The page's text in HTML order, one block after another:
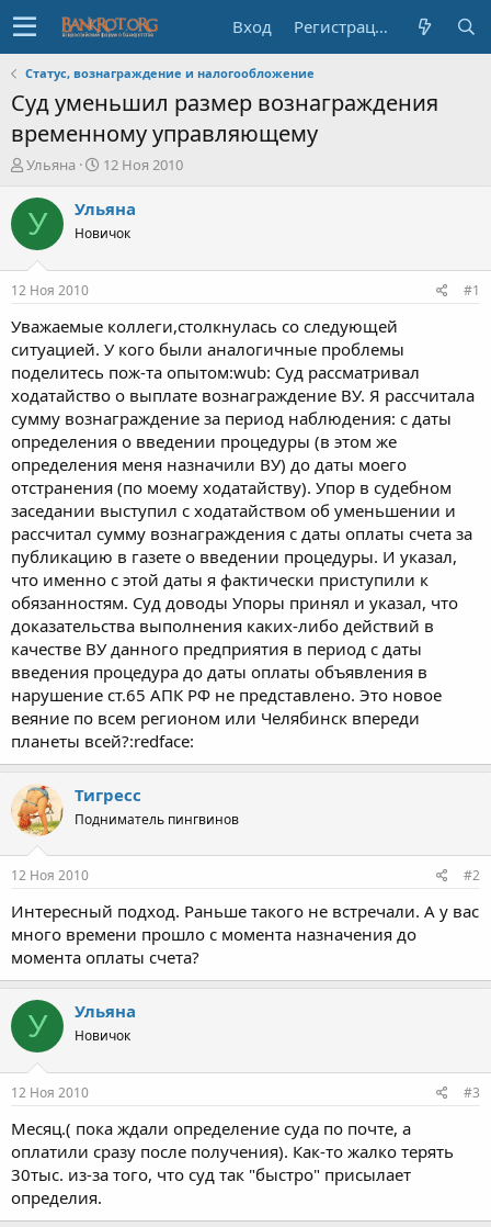
Вход Регистрация
Статус, вознаграждение и налогообложение
Суд уменьшил размер вознаграждения
временному управляющему
А
т
о
р
е
м
ы
Ульяна
Д
т
н
л
а
12 Ноя 2010
У Ульяна
Новичок
12 Ноя 2010 #1
Уважаемые коллеги,столкнулась со следующей
ситуацией. У кого были аналогичные проблемы
поделитесь пож-та опытом:wub: Суд рассматривал
ходатайство о выплате вознаграждение ВУ. Я рассчитала
сумму вознаграждение за период наблюдения: с даты
определения о введении процедуры (в этом же
определения меня назначили ВУ) до даты моего
отстранения (по моему ходатайству). Упор в судебном
заседании выступил с ходатайством об уменьшении и
рассчитал сумму вознаграждения с даты оплаты счета за
публикацию в газете о введении процедуры. И указал,
что именно с этой даты я фактически приступили к
обязанностям. Суд доводы Упоры принял и указал, что
доказательства выполнения каких-либо действий в
качестве ВУ данного предприятия в период с даты
введения процедура до даты оплаты объявления в
нарушение ст.65 АПК РФ не представлено. Это новое
веяние по всем регионом или Челябинск впереди
планеты всей?:redface:
Тигресс
Подниматель пингвинов
12 Ноя 2010 #2
Интересный подход. Раньше такого не встречали. А у вас
много времени прошло с момента назначения до
момента оплаты счета?
У Ульяна
Новичок
12 Ноя 2010 #3
Месяц.( пока ждали определение суда по почте, а
оплатили сразу после получения). Как-то жалко терять
30тыс. из-за того, что суд так "быстро" присылает
определия.